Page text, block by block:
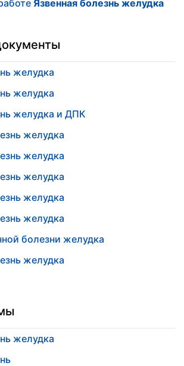
Язвенная болезнь желудка
желудка
желудка
желудка и ДПК
желудка
желудка
желудка
желудка
желудка
болезни желудка
желудка
желудка